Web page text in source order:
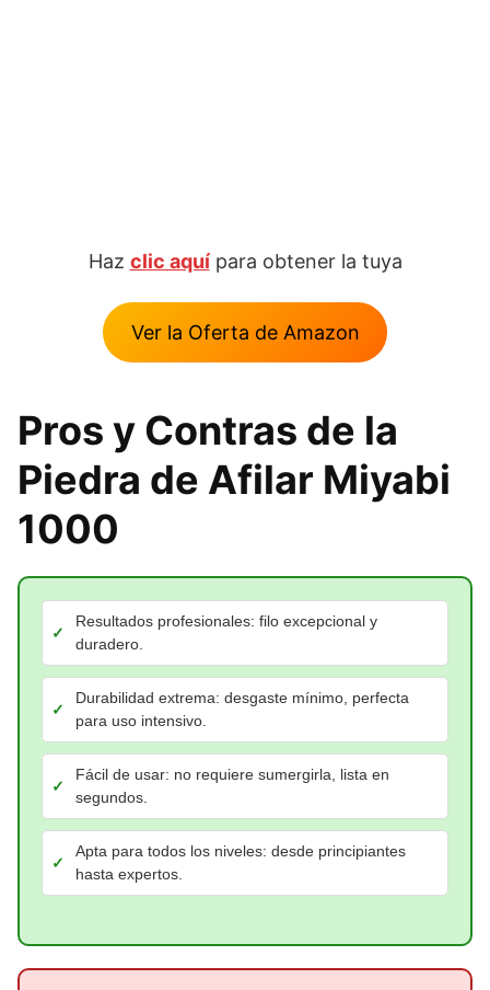
Haz clic aquípara obtener la tuya
Ver la Oferta de Amazon
Pros y Contras de la
Piedra de Afilar Miyabi
1000
Resultados profesionales: filo excepcional y
duradero.
Durabilidad extrema: desgaste mínimo, perfecta
para uso intensivo.
Fácil de usar: no requiere sumergirla, lista en
segundos.
Apta para todos los niveles: desde principiantes
hasta expertos.